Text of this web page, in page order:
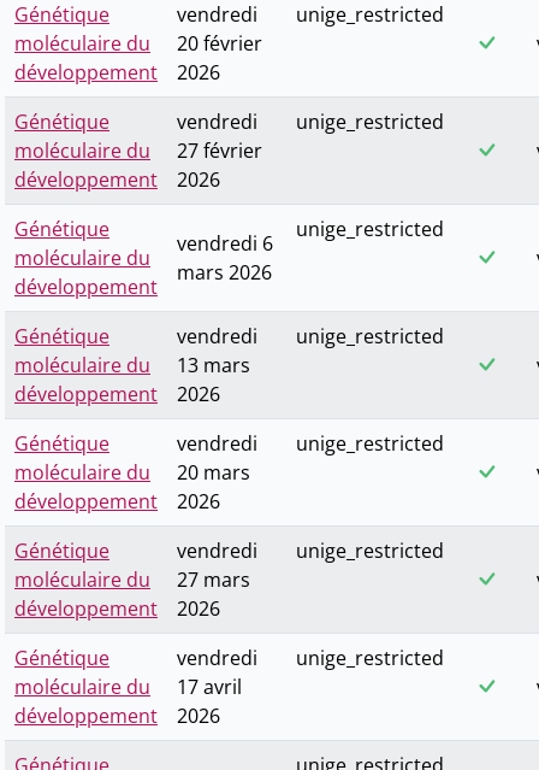
Génétique
moléculaire du
développement
vendredi
20 février
2026
unige_restricted
Génétique
moléculaire du
développement
vendredi
27 février
2026
unige_restricted
Génétique
moléculaire du
développement
vendredi 6
mars 2026
unige_restricted
Génétique
moléculaire du
développement
vendredi
13 mars
2026
unige_restricted
Génétique
moléculaire du
développement
vendredi
20 mars
2026
unige_restricted
Génétique
moléculaire du
développement
vendredi
27 mars
2026
unige_restricted
Génétique
moléculaire du
développement
vendredi
17 avril
2026
unige_restricted